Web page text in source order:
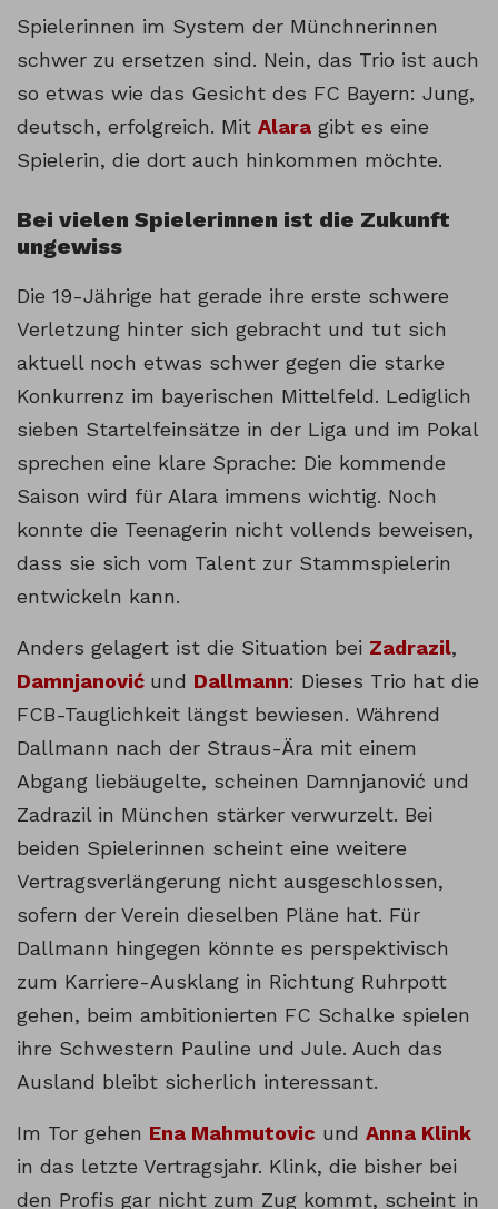
Spielerinnen im System der Münchnerinnen
schwer zu ersetzen sind. Nein, das Trio ist auch
so etwas wie das Gesicht des FC Bayern: Jung,
deutsch, erfolgreich. Mit Alara gibt es eine
Spielerin, die dort auch hinkommen möchte.
Bei vielen Spielerinnen ist die Zukunft
ungewiss
Die 19-Jährige hat gerade ihre erste schwere
Verletzung hinter sich gebracht und tut sich
aktuell noch etwas schwer gegen die starke
Konkurrenz im bayerischen Mittelfeld. Lediglich
sieben Startelfeinsätze in der Liga und im Pokal
sprechen eine klare Sprache: Die kommende
Saison wird für Alara immens wichtig. Noch
konnte die Teenagerin nicht vollends beweisen,
dass sie sich vom Talent zur Stammspielerin
entwickeln kann.
Anders gelagert ist die Situation bei Zadrazil,
Damnjanović und Dallmann: Dieses Trio hat die
FCB-Tauglichkeit längst bewiesen. Während
Dallmann nach der Straus-Ära mit einem
Abgang liebäugelte, scheinen Damnjanović und
Zadrazil in München stärker verwurzelt. Bei
beiden Spielerinnen scheint eine weitere
Vertragsverlängerung nicht ausgeschlossen,
sofern der Verein dieselben Pläne hat. Für
Dallmann hingegen könnte es perspektivisch
zum Karriere-Ausklang in Richtung Ruhrpott
gehen, beim ambitionierten FC Schalke spielen
ihre Schwestern Pauline und Jule. Auch das
Ausland bleibt sicherlich interessant.
Im Tor gehen Ena Mahmutovic und Anna Klink
in das letzte Vertragsjahr. Klink, die bisher bei
den Profis gar nicht zum Zug kommt, scheint in